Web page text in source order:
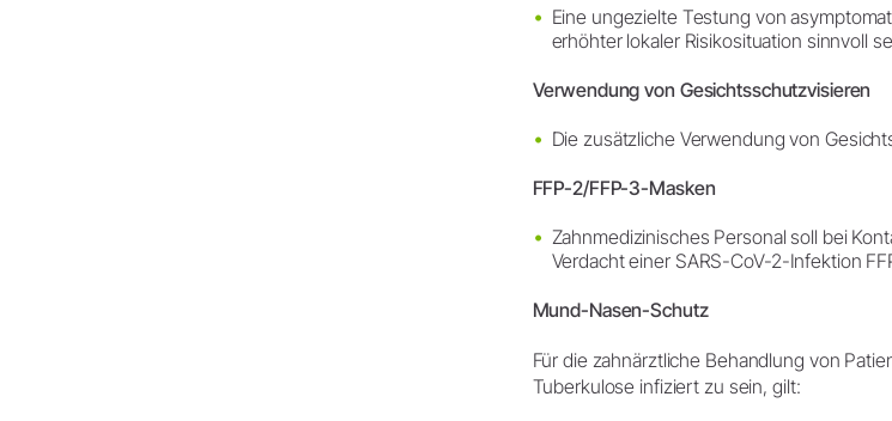
Eine ungezielte Testung von
erhöhter lokaler Risikosituation sinnvoll
Verwendung von Gesichtsschutzvisieren
Die zusätzliche Verwendung von
FFP-2/FFP-3-Masken
Zahnmedizinisches Personal soll bei
Verdacht einer SARS-CoV-2-Infektion
Mund-Nasen-Schutz
Für die zahnärztliche Behandlung von
Tuberkulose infiziert zu sein, gilt: